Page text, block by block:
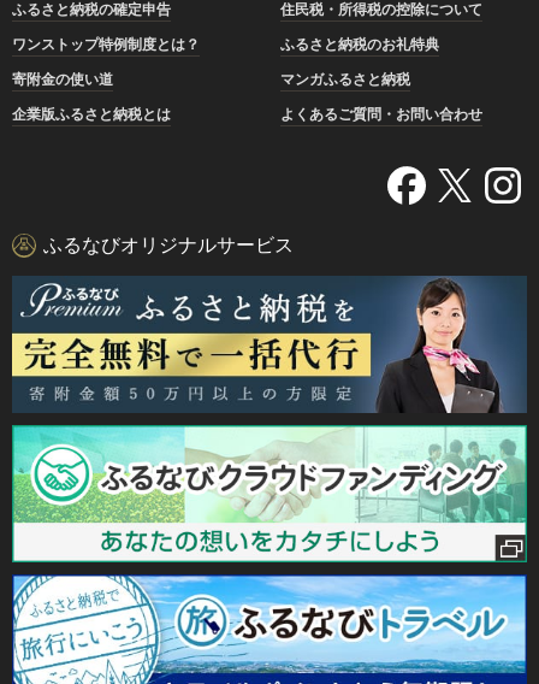
ふるさと納税の確定申告
住民税・所得税の控除について
ワンストップ特例制度とは？
ふるさと納税のお礼特典
寄附金の使い道
マンガふるさと納税
企業版ふるさと納税とは
よくあるご質問・お問い合わせ
ふるなびオリジナルサービス